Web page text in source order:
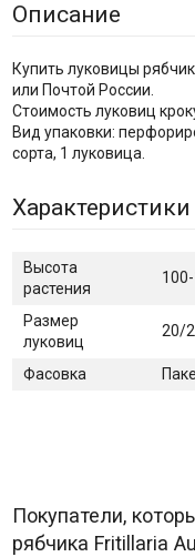
Описание
Купить луковицы
или Почтой России.
Стоимость луковиц
Вид упаковки:
сорта, 1 луковица.
Характеристики
Высота
растения
Размер
луковиц
20/
Фасовка
Покупатели,
рябчика Fritillaria